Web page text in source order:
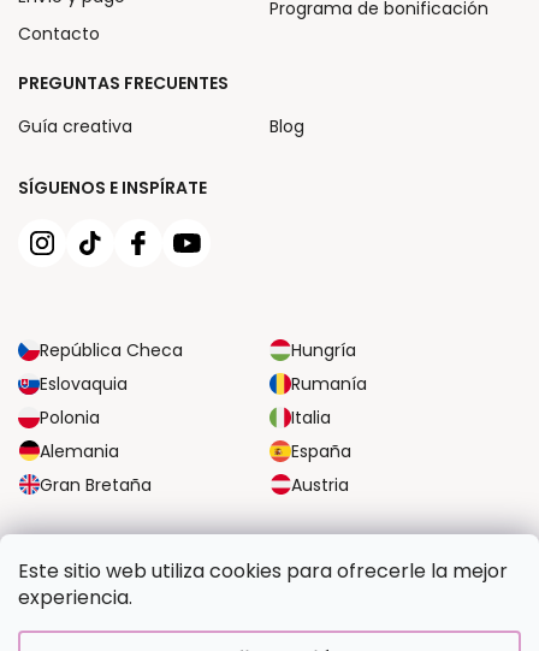
Este sitio web utiliza cookies para ofrecerle la mejor
experiencia.
SÍGUENOS E INSPÍRATE
República Checa
Hungría
Eslovaquia
Rumanía
Polonia
Italia
Alemania
España
Gran Bretaña
Austria
Contacto
Programa de bonificación
PREGUNTAS FRECUENTES
Guía creativa
Blog
OPCIONES SEGURAS DE PAGO